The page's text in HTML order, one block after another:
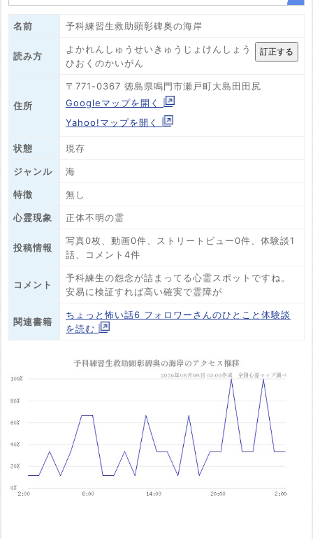
名前 予科練習生救助顕彰碑奥の海岸
読み方
よかれんしゅうせいきゅうじょけんしょう
ひおくのかいがん
住所
〒771-0367 徳島県鳴門市瀬戸町大島田田尻
Googleマップを開く
Yahoo!マップを開く
状態 現存
ジャンル 海
特徴 無し
心霊現象 正体不明の霊
投稿情報
写真0枚、動画0件、ストリートビュー0件、体験談1
話、コメント4件
コメント
予科練生の怨念が詰まってる心霊スポットですね。
安易に検証すれば高い確実で霊障が
関連書籍
ちょっと怖い話6 フォロワーさんのひとこと体験談
を読む